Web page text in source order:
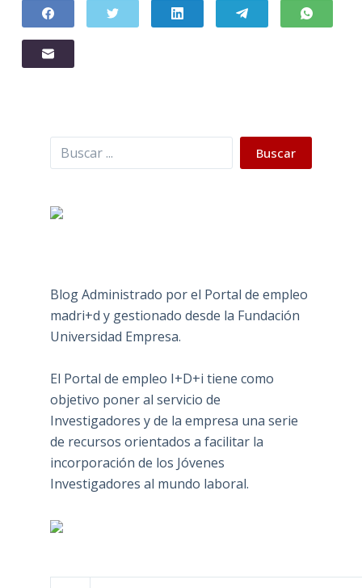
Buscar Buscar
Blog Administrado por el Portal de empleo
madri+d y gestionado desde la Fundación
Universidad Empresa.
El Portal de empleo I+D+i tiene como
objetivo poner al servicio de
Investigadores y de la empresa una serie
de recursos orientados a facilitar la
incorporación de los Jóvenes
Investigadores al mundo laboral.